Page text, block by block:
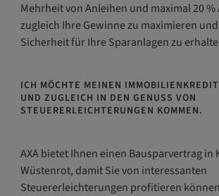
Mehrheit von Anleihen und maximal 20 %
zugleich Ihre Gewinne zu maximieren
Sicherheit für Ihre Sparanlagen zu
ICH MÖCHTE MEINEN
UND ZUGLEICH IN DEN GENUSS VON
STEUERERLEICHTERUNGEN KOMMEN.
AXA bietet Ihnen einen Bausparvertrag
Wüstenrot, damit Sie von interessanten
Steuererleichterungen profitieren